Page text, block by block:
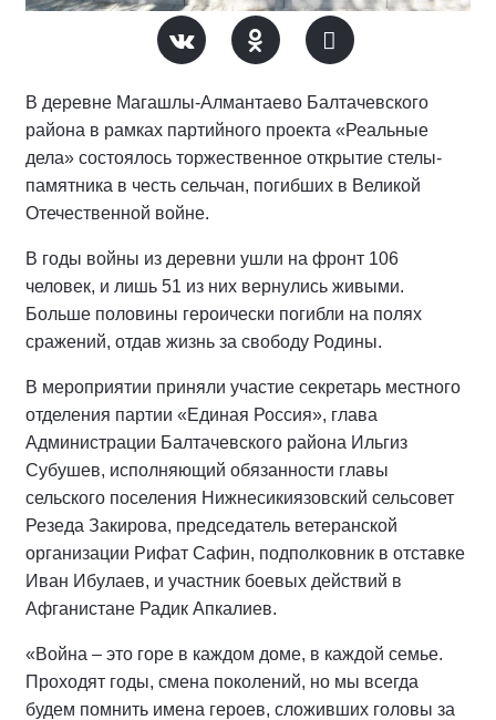
В деревне Магашлы-Алмантаево Балтачевского
района в рамках партийного проекта «Реальные
дела» состоялось торжественное открытие стелы-
памятника в честь сельчан, погибших в Великой
Отечественной войне.
В годы войны из деревни ушли на фронт 106
человек, и лишь 51 из них вернулись живыми.
Больше половины героически погибли на полях
сражений, отдав жизнь за свободу Родины.
В мероприятии приняли участие секретарь местного
отделения партии «Единая Россия», глава
Администрации Балтачевского района Ильгиз
Субушев, исполняющий обязанности главы
сельского поселения Нижнесикиязовский сельсовет
Резеда Закирова, председатель ветеранской
организации Рифат Сафин, подполковник в отставке
Иван Ибулаев, и участник боевых действий в
Афганистане Радик Апкалиев.
«Война – это горе в каждом доме, в каждой семье.
Проходят годы, смена поколений, но мы всегда
будем помнить имена героев, сложивших головы за